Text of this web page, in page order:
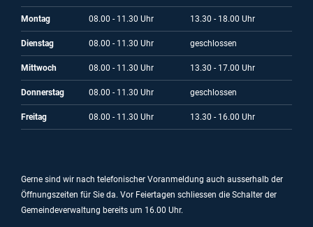
Montag 08.00 - 11.30 Uhr 13.30 - 18.00 Uhr
Dienstag 08.00 - 11.30 Uhr geschlossen
Mittwoch 08.00 - 11.30 Uhr 13.30 - 17.00 Uhr
Donnerstag 08.00 - 11.30 Uhr geschlossen
Freitag 08.00 - 11.30 Uhr 13.30 - 16.00 Uhr
Gerne sind wir nach telefonischer Voranmeldung auch ausserhalb der
Öffnungszeiten für Sie da. Vor Feiertagen schliessen die Schalter der
Gemeindeverwaltung bereits um 16.00 Uhr.